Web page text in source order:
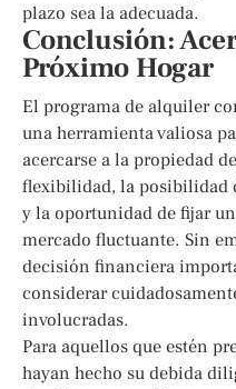
plazo sea la adecuada.
Conclusión:
Próximo Hogar
El programa de alquiler
una herramienta valiosa
acercarse a la propiedad
flexibilidad, la posibilidad
y la oportunidad de fijar
mercado fluctuante. Sin
decisión financiera
considerar
involucradas.
Para aquellos que estén
hayan hecho su debida